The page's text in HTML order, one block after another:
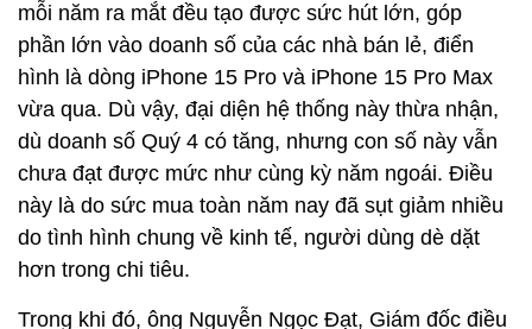
mỗi năm ra mắt đều tạo được sức hút lớn, góp
phần lớn vào doanh số của các nhà bán lẻ, điển
hình là dòng iPhone 15 Pro và iPhone 15 Pro Max
vừa qua. Dù vậy, đại diện hệ thống này thừa nhận,
dù doanh số Quý 4 có tăng, nhưng con số này vẫn
chưa đạt được mức như cùng kỳ năm ngoái. Điều
này là do sức mua toàn năm nay đã sụt giảm nhiều
do tình hình chung về kinh tế, người dùng dè dặt
hơn trong chi tiêu.
Trong khi đó, ông Nguyễn Ngọc Đạt, Giám đốc điều